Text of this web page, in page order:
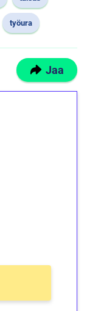
työura
Jaa